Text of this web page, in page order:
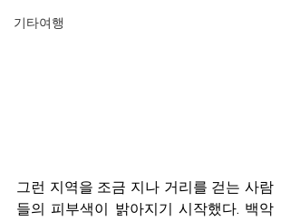
기타여행
그런 지역을 조금 지나 거리를 걷는 사람
들의 피부색이 밝아지기 시작했다. 백악